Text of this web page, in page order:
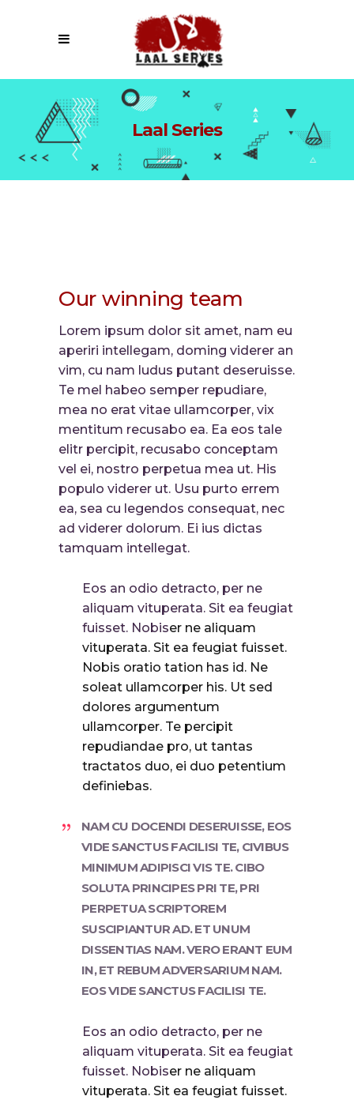
Laal Series
Our winning team
Lorem ipsum dolor sit amet, nam eu
aperiri intellegam, doming viderer an
vim, cu nam ludus putant deseruisse.
Te mel habeo semper repudiare,
mea no erat vitae ullamcorper, vix
mentitum recusabo ea. Ea eos tale
elitr percipit, recusabo conceptam
vel ei, nostro perpetua mea ut. His
populo viderer ut. Usu purto errem
ea, sea cu legendos consequat, nec
ad viderer dolorum. Ei ius dictas
tamquam intellegat.
Eos an odio detracto, per ne
aliquam vituperata. Sit ea feugiat
fuisset. Nobiser ne aliquam
vituperata. Sit ea feugiat fuisset.
Nobis oratio tation has id. Ne
soleat ullamcorper his. Ut sed
dolores argumentum
ullamcorper. Te percipit
repudiandae pro, ut tantas
tractatos duo, ei duo petentium
definiebas.
NAM CU DOCENDI DESERUISSE, EOS
VIDE SANCTUS FACILISI TE, CIVIBUS
MINIMUM ADIPISCI VIS TE. CIBO
SOLUTA PRINCIPES PRI TE, PRI
PERPETUA SCRIPTOREM
SUSCIPIANTUR AD. ET UNUM
DISSENTIAS NAM. VERO ERANT EUM
IN, ET REBUM ADVERSARIUM NAM.
EOS VIDE SANCTUS FACILISI TE.
Eos an odio detracto, per ne
aliquam vituperata. Sit ea feugiat
fuisset. Nobiser ne aliquam
vituperata. Sit ea feugiat fuisset.